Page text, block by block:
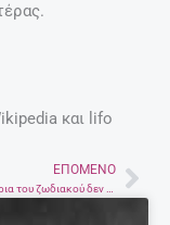
και lifo
ΕΠΌΜΕΝΟ